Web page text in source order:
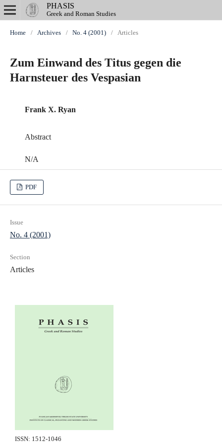
PHASIS
Greek and Roman Studies
Home / Archives / No. 4 (2001) / Articles
Zum Einwand des Titus gegen die
Harnsteuer des Vespasian
Frank X. Ryan
Abstract
N/A
PDF
Issue
No. 4 (2001)
Section
Articles
ISSN: 1512-1046